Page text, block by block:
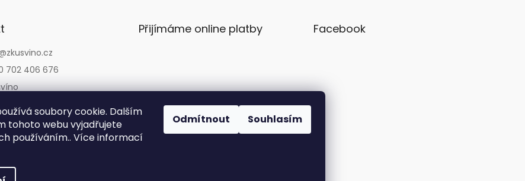
soubory cookie. Dalším
tohoto webu vyjadřujete
používáním.. Více informací
Odmítnout Souhlasím
zkusvino.cz
702 406 676
Přijímáme online platby Facebook
Copyright 2026